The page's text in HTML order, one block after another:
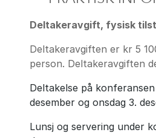
Deltakeravgift, fysisk
Deltakeravgiften er kr 5
person. Deltakeravgiften
Deltakelse på
desember og onsdag 3.
Lunsj og servering under